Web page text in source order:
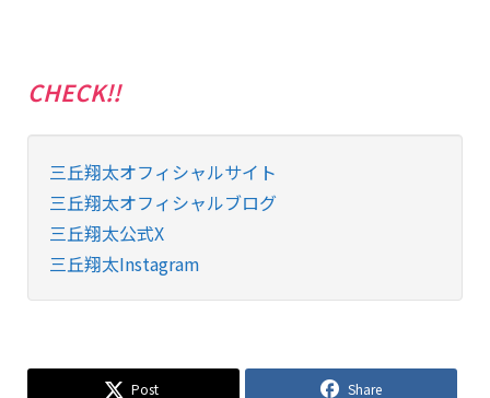
CHECK!!
三丘翔太オフィシャルサイト
三丘翔太オフィシャルブログ
三丘翔太公式X
三丘翔太Instagram
Post Share